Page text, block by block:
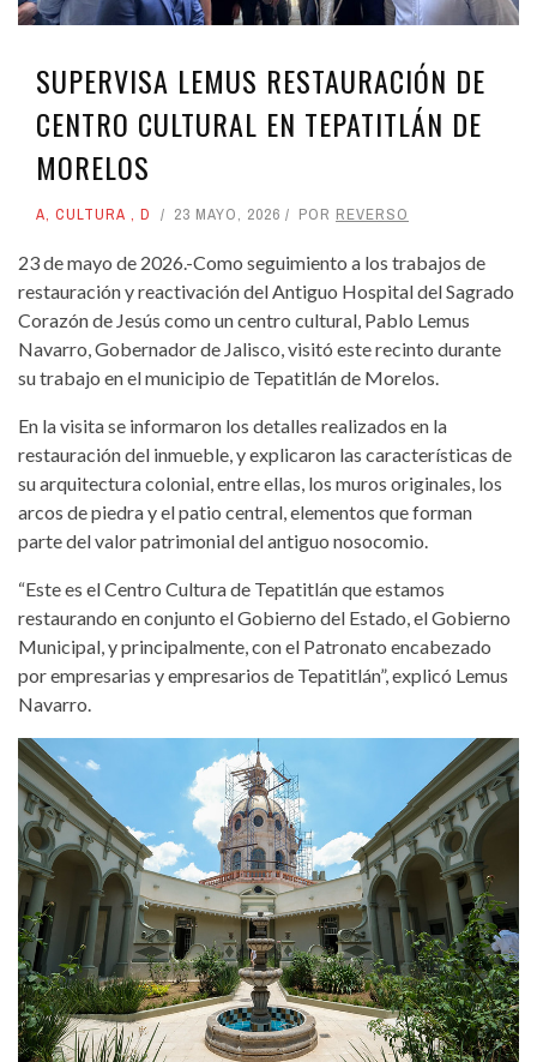
SUPERVISA LEMUS RESTAURACIÓN DE
CENTRO CULTURAL EN TEPATITLÁN DE
MORELOS
A, CULTURA , D 23 MAYO, 2026 POR REVERSO
23 de mayo de 2026.-Como seguimiento a los trabajos de
restauración y reactivación del Antiguo Hospital del Sagrado
Corazón de Jesús como un centro cultural, Pablo Lemus
Navarro, Gobernador de Jalisco, visitó este recinto durante
su trabajo en el municipio de Tepatitlán de Morelos.
En la visita se informaron los detalles realizados en la
restauración del inmueble, y explicaron las características de
su arquitectura colonial, entre ellas, los muros originales, los
arcos de piedra y el patio central, elementos que forman
parte del valor patrimonial del antiguo nosocomio.
“Este es el Centro Cultura de Tepatitlán que estamos
restaurando en conjunto el Gobierno del Estado, el Gobierno
Municipal, y principalmente, con el Patronato encabezado
por empresarias y empresarios de Tepatitlán”, explicó Lemus
Navarro.